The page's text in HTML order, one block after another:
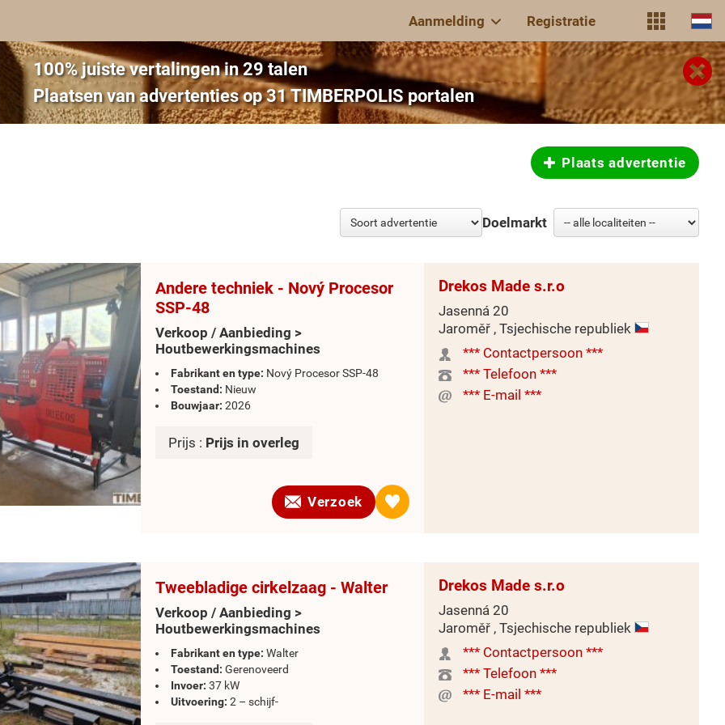
Aanmelding Registratie
100% juiste vertalingen in 29 talen
Plaatsen van advertenties op 31 TIMBERPOLIS portalen
Plaats advertentie
Doelmarkt
Andere techniek - Nový Procesor
SSP-48
Verkoop / Aanbieding >
Houtbewerkingsmachines
Fabrikant en type: Nový Procesor SSP-48
Toestand: Nieuw
Bouwjaar: 2026
Prijs : Prijs in overleg
Verzoek
Drekos Made s.r.o
Jasenná 20
Jaroměř , Tsjechische republiek
*** Contactpersoon ***
*** Telefoon ***
*** E-mail ***
Tweebladige cirkelzaag - Walter
Verkoop / Aanbieding >
Houtbewerkingsmachines
Fabrikant en type: Walter
Toestand: Gerenoveerd
Invoer: 37 kW
Uitvoering: 2 – schijf-
Drekos Made s.r.o
Jasenná 20
Jaroměř , Tsjechische republiek
*** Contactpersoon ***
*** Telefoon ***
*** E-mail ***